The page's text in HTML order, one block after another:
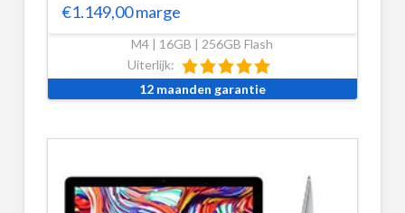
€1.149,00marge
M4 | 16GB | 256GB Flash
Uiterlijk:
12 maanden garantie